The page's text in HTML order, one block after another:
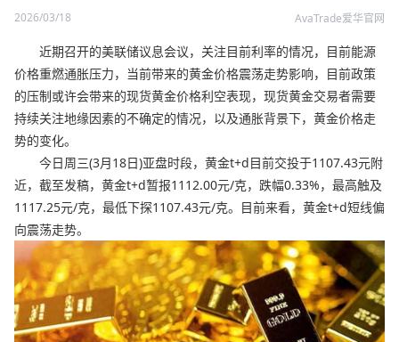
2026/03/18 AvaTrade爱华官网
近期召开的美联储议息会议，关注目前利率的情况，目前能源
价格重燃通胀压力，当前带来的黄金价格震荡走势影响，目前政策
的压制或许会带来的现货黄金价格利空表现，现货黄金交易者需要
持续关注地缘因素的不确定的情况，以及通胀背景下，黄金价格走
势的变化。
今日周三(3月18日)亚盘时段，黄金t+d目前交投于1107.43元附
近，截至发稿，黄金t+d暂报1112.00元/克，跌幅0.33%，最高触及
1117.25元/克，最低下探1107.43元/克。目前来看，黄金t+d短线偏
向震荡走势。